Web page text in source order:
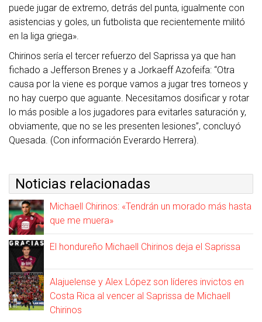
puede jugar de extremo, detrás del punta, igualmente con
asistencias y goles, un futbolista que recientemente militó
en la liga griega».
Chirinos sería el tercer refuerzo del Saprissa ya que han
fichado a Jefferson Brenes y a Jorkaeff Azofeifa: “Otra
causa por la viene es porque vamos a jugar tres torneos y
no hay cuerpo que aguante. Necesitamos dosificar y rotar
lo más posible a los jugadores para evitarles saturación y,
obviamente, que no se les presenten lesiones”, concluyó
Quesada. (Con información Everardo Herrera).
Noticias relacionadas
Michaell Chirinos: «Tendrán un morado más hasta
que me muera»
El hondureño Michaell Chirinos deja el Saprissa
Alajuelense y Alex López son líderes invictos en
Costa Rica al vencer al Saprissa de Michaell
Chirinos